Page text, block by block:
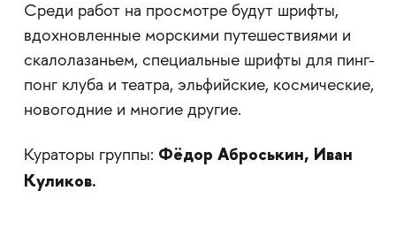
Среди работ на просмотре будут шрифты,
вдохновленные морскими путешествиями и
скалолазаньем, специальные шрифты для пинг-
понг клуба и театра, эльфийские, космические,
новогодние и многие другие.
Кураторы группы: Фёдор Аброськин, Иван
Куликов.